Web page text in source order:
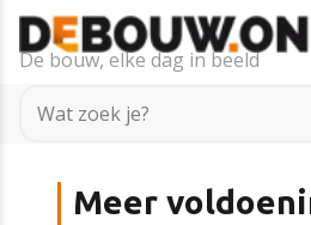
De bouw, elke dag in beeld
Meer